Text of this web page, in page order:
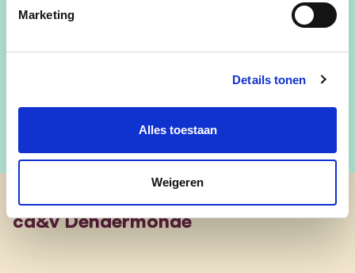
Marketing
Details tonen
Alles toestaan
Weigeren
nele.cleemput@dendermonde.be
cd&v Dendermonde